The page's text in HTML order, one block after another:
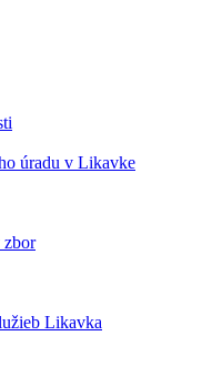
úradu v Likavke
Likavka